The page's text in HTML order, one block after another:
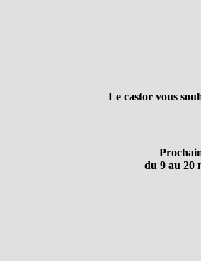
Le castor vous
du 9 au 20